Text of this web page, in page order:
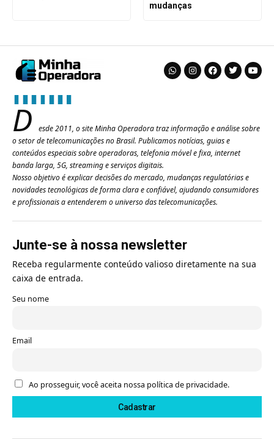
mudanças
D
esde 2011, o site Minha Operadora traz informação e análise sobre
o setor de telecomunicações no Brasil. Publicamos notícias, guias e
conteúdos especiais sobre operadoras, telefonia móvel e fixa, internet
banda larga, 5G, streaming e serviços digitais.
Nosso objetivo é explicar decisões do mercado, mudanças regulatórias e
novidades tecnológicas de forma clara e confiável, ajudando consumidores
e profissionais a entenderem o universo das telecomunicações.
Junte-se à nossa newsletter
Receba regularmente conteúdo valioso diretamente na sua
caixa de entrada.
Seu nome
Email
Ao prosseguir, você aceita nossa política de privacidade.